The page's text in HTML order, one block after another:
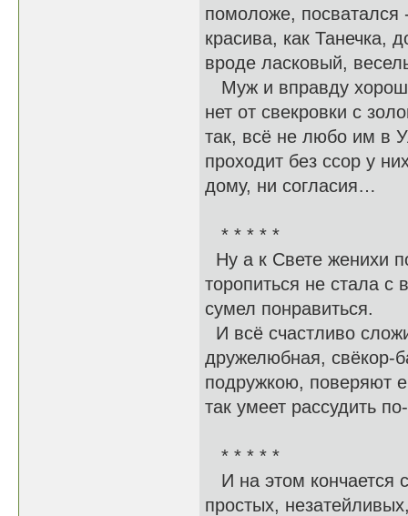
помоложе, посватался
красива, как Танечка,
вроде ласковый,
Муж и вправду
нет от свекровки с
так, всё не любо им в
проходит без ссор у
дому, ни согласия…
* * * * *
Ну а к Свете женихи
торопиться не стала
сумел понравиться.
И всё счастливо
дружелюбная, свёкор-
подружкою, поверяют
так умеет рассудить
* * * * *
И на этом кончается
простых,